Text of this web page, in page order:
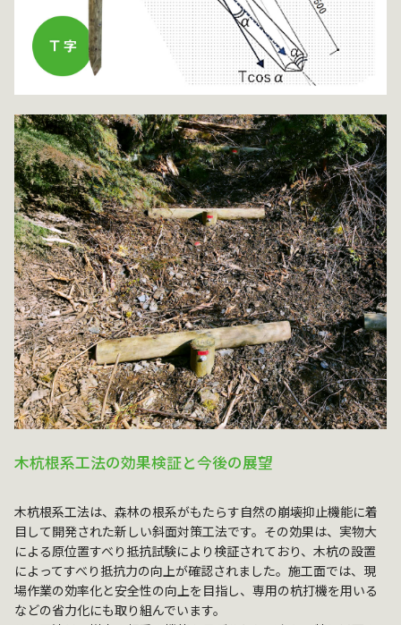
木杭根系工法の効果検証と今後の展望
木杭根系工法は、森林の根系がもたらす自然の崩壊抑止機能に着
目して開発された新しい斜面対策工法です。その効果は、実物大
による原位置すべり抵抗試験により検証されており、木杭の設置
によってすべり抵抗力の向上が確認されました。施工面では、現
場作業の効率化と安全性の向上を目指し、専用の杭打機を用いる
などの省力化にも取り組んでいます。